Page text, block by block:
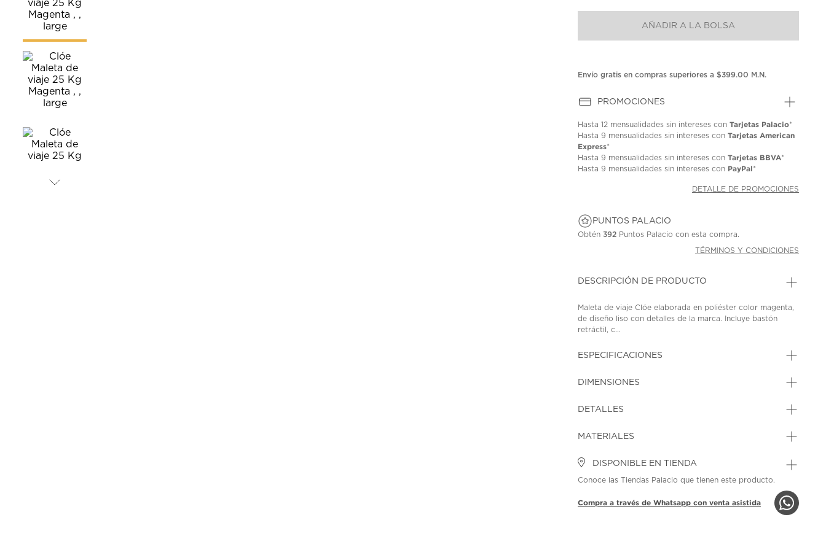
puntuación.
en
la
AÑADIR A LA BOLSA
Envío gratis en compras superiores a $399.00 M.N.
PROMOCIONES
Hasta12 mensualidades sin intereses conTarjetas Palacio*
Hasta9 mensualidades sin intereses conTarjetas American
Express*
Hasta9 mensualidades sin intereses conTarjetas BBVA*
Hasta9 mensualidades sin intereses con PayPal*
DETALLE DE PROMOCIONES
PUNTOS PALACIO
Obtén392 Puntos Palacio con esta compra.
TÉRMINOS Y CONDICIONES
DESCRIPCIÓN DE PRODUCTO
Maleta de viaje Clóe elaborada en poliéster color magenta,
de diseño liso con detalles de la marca. Incluye bastón
retráctil, c...
ESPECIFICACIONES
DIMENSIONES
DETALLES
MATERIALES
DISPONIBLE EN TIENDA
Conoce las Tiendas Palacio que tienen este producto.
Compra a través de Whatsapp con venta asistida